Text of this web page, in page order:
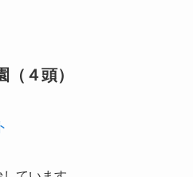
４頭）